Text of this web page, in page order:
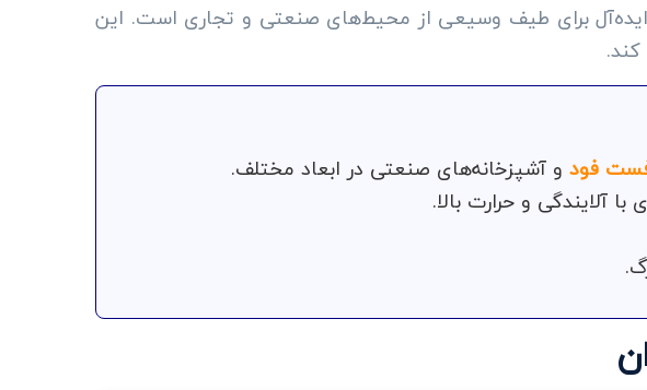
ایده‌آل برای طیف وسیعی از محیط‌های صنعتی و تجاری است. این
فست فود و آشپزخانه‌های صنعتی در ابعاد مختلف.
آلایندگی و حرارت بالا.